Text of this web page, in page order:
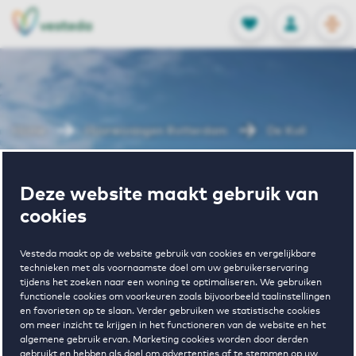
Deze website maakt gebruik van
cookies
Vesteda maakt op de website gebruik van cookies en vergelijkbare
technieken met als voornaamste doel om uw gebruikerservaring
tijdens het zoeken naar een woning te optimaliseren. We gebruiken
functionele cookies om voorkeuren zoals bijvoorbeeld taalinstellingen
en favorieten op te slaan. Verder gebruiken we statistische cookies
om meer inzicht te krijgen in het functioneren van de website en het
algemene gebruik ervan. Marketing cookies worden door derden
FAVORIETEN
Opgeslagen
INLOGGEN
NL
EN
Huurwoningen Rotterdam De Kuil
Wonen in De
Kuil